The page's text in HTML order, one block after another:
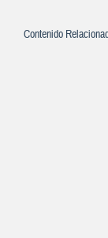
Contenido